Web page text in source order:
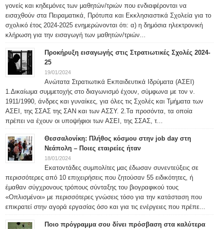
γονείς και κηδεμόνες των μαθητών/τριών που ενδιαφέρονται να
εισαχθούν στα Πειραματικά, Πρότυπα και Εκκλησιαστικά Σχολεία για το
σχολικό έτος 2024-2025 ενημερώνονται ότι: α) η δημόσια ηλεκτρονική
κλήρωση για την εισαγωγή των μαθητών/τριών...
Προκήρυξη εισαγωγής στις Στρατιωτικές Σχολές 2024-
25
19/01/2024
Ανώτατα Στρατιωτικά Εκπαιδευτικά Ιδρύματα (ΑΣΕΙ)
1.Δικαίωμα συμμετοχής στο διαγωνισμό έχουν, σύμφωνα με τον ν.
1911/1990, άνδρες και γυναίκες, για όλες τις Σχολές και Τμήματα των
ΑΣΕΙ, της ΣΣΑΣ της ΣΑΝ και των ΑΣΣΥ. 2.Τα προσόντα, τα οποία
πρέπει να έχουν οι υποψήφιοι των ΑΣΕΙ, της ΣΣΑΣ, τ...
Θεσσαλονίκη: Πλήθος κόσμου στην job day στη
Νεάπολη – Ποιες εταιρείες ήταν
18/01/2024
Εκατοντάδες συμπολίτες μας έδωσαν συνεντεύξεις σε
περισσότερες από 10 επιχειρήσεις που ζητούσαν 55 ειδικότητες, ή
έμαθαν σύγχρονους τρόπους σύνταξης του βιογραφικού τους
«Οπλισμένοι» με περισσότερες γνώσεις τόσο για την κατάσταση που
επικρατεί στην αγορά εργασίας όσο και για τις ενέργειες που πρέπε...
Ποιο πρόγραμμα σου δίνει πρόσβαση στα καλύτερα